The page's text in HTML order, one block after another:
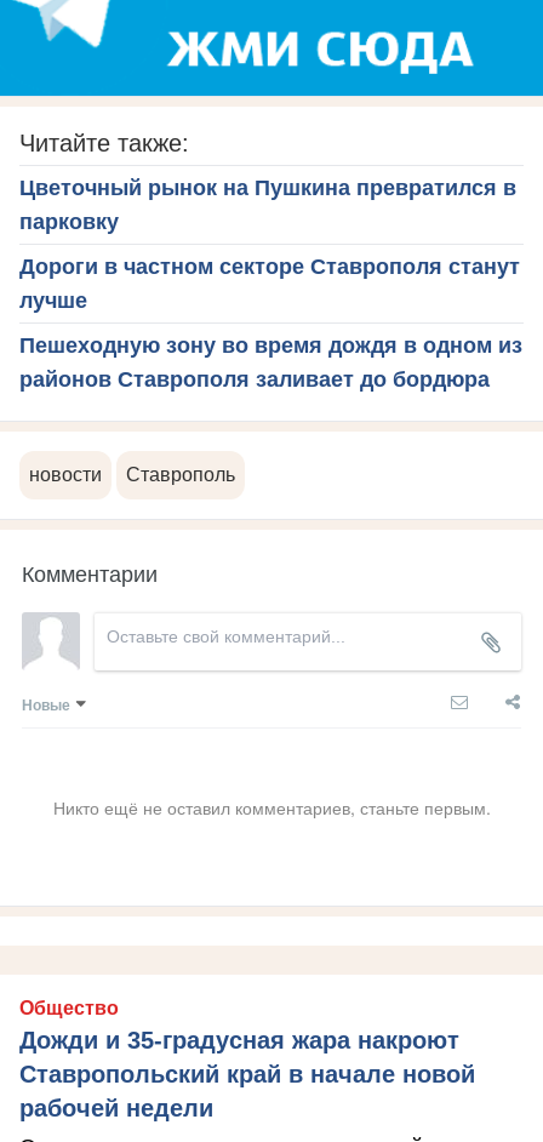
Читайте также:
Цветочный рынок на Пушкина превратился в
парковку
Дороги в частном секторе Ставрополя станут
лучше
Пешеходную зону во время дождя в одном из
районов Ставрополя заливает до бордюра
новости Ставрополь
Комментарии
Новые
Никто ещё не оставил комментариев, станьте первым.
Общество
Дожди и 35-градусная жара накроют
Ставропольский край в начале новой
рабочей недели